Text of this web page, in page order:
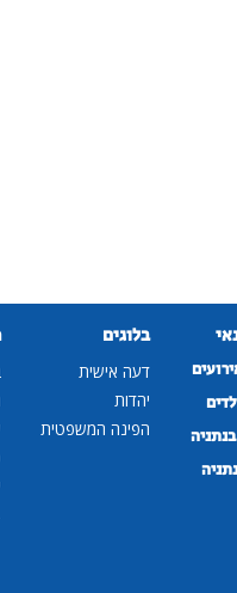
בלוגים
דעה אישית
יהדות
הפינה המשפטית